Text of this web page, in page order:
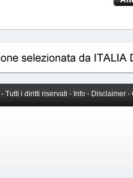
- Tutti i diritti riservati - Info - Disclaimer -